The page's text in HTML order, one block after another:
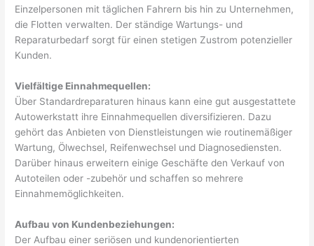
Einzelpersonen mit täglichen Fahrern bis hin zu Unternehmen,
die Flotten verwalten. Der ständige Wartungs- und
Reparaturbedarf sorgt für einen stetigen Zustrom potenzieller
Kunden.
Vielfältige Einnahmequellen:
Über Standardreparaturen hinaus kann eine gut ausgestattete
Autowerkstatt ihre Einnahmequellen diversifizieren. Dazu
gehört das Anbieten von Dienstleistungen wie routinemäßiger
Wartung, Ölwechsel, Reifenwechsel und Diagnosediensten.
Darüber hinaus erweitern einige Geschäfte den Verkauf von
Autoteilen oder -zubehör und schaffen so mehrere
Einnahmemöglichkeiten.
Aufbau von Kundenbeziehungen:
Der Aufbau einer seriösen und kundenorientierten